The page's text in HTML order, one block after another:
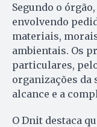
Segundo o
envolvendo
materiais,
ambientais. Os
particulares,
organizações da
alcance e a
O Dnit destaca